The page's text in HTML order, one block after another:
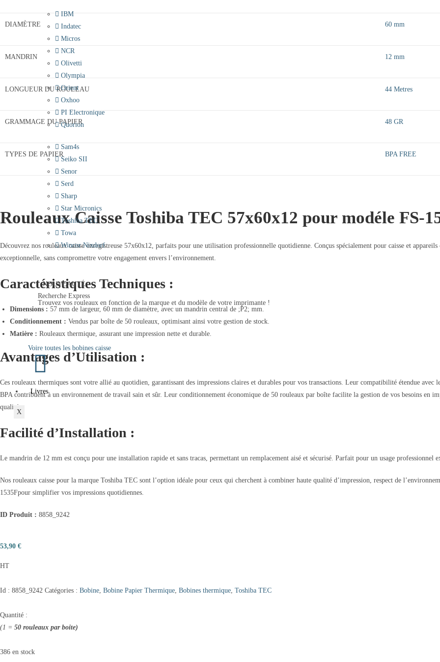
IBM
Indatec
Micros
NCR
Olivetti
Olympia
Orient
Oxhoo
PI Electronique
Quorion
Sam4s
Seiko SII
Senor
Serd
Sharp
Star Micronics
Toshiba TEC
Towa
Wincor Nixdorf
NOUVEAUTÉ
Recherche Express
Trouvez vos rouleaux en fonction de la marque et du modèle de votre imprimante !
Voire toutes les bobines caisse
Livres
X
DIAMÈTRE 60 mm
MANDRIN 12 mm
LONGUEUR DU ROULEAU 44 Metres
GRAMMAGE DU PAPIER 48 GR
TYPES DE PAPIER BPA FREE
Rouleaux Caisse Toshiba TEC 57x60x12 pour modéle FS-
Découvrez nos rouleaux caisse enregistreuse 57x60x12, parfaits pour une utilisation professionnelle quotidienne. Conçus spécialement pour caisse et
exceptionnelle, sans compromettre votre engagement envers l’environnement.
Caractéristiques Techniques :
Dimensions : 57 mm de largeur, 60 mm de diamètre, avec un mandrin central de ;P2; mm.
Conditionnement : Vendus par boîte de 50 rouleaux, optimisant ainsi votre gestion de stock.
Matière : Rouleaux thermique, assurant une impression nette et durable.
Avantages d’Utilisation :
Ces rouleaux thermiques sont votre allié au quotidien, garantissant des impressions claires et durables pour vos transactions. Leur compatibilité étendue
BPA contribuent à un environnement de travail sain et sûr. Leur conditionnement économique de 50 rouleaux par boîte facilite la gestion de vos besoins en
qualité.
Facilité d’Installation :
Le mandrin de 12 mm est conçu pour une installation rapide et sans tracas, permettant un remplacement aisé et sécurisé. Parfait pour un usage professionnel
Nos rouleaux caisse pour la marque Toshiba TEC sont l’option idéale pour ceux qui cherchent à combiner haute qualité d’impression, respect de
1535Fpour simplifier vos impressions quotidiennes.
ID Produit : 8858_9242
53,90 €
HT
Id : 8858_9242 Catégories : Bobine, Bobine Papier Thermique, Bobines thermique, Toshiba TEC
Quantité :
(1 = 50 rouleaux par boite)
386 en stock